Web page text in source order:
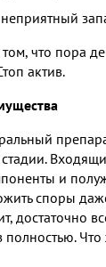
что пора
актив.
и
споры
достаточно
полностью.